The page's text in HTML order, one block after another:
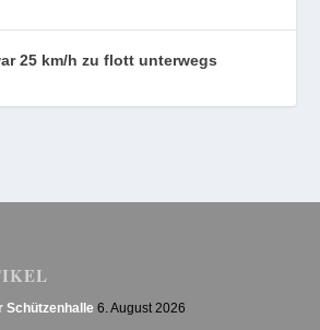
25 km/h zu flott unterwegs
Schützenhalle 6. August 2026